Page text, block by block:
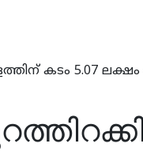
കടം 5.07 ലക്ഷം